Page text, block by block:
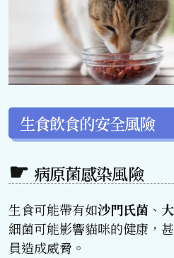
生食飲食的安全風險
病原菌感染風險
生食可能帶有如沙門氏菌 、
細菌可能影響貓咪的健康，
員造成威脅。